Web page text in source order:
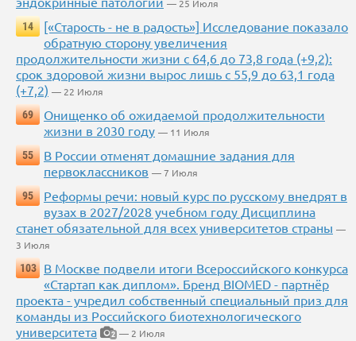
— 25 Июля
14
[«Старость - не в радость»] Исследование показало
обратную сторону увеличения
продолжительности жизни с 64,6 до 73,8 года (+9,2):
срок здоровой жизни вырос лишь с 55,9 до 63,1 года
(+7,2) — 22 Июля
69
Онищенко об ожидаемой продолжительности
жизни в 2030 году — 11 Июля
55
В России отменят домашние задания для
первоклассников — 7 Июля
95
Реформы речи: новый курс по русскому внедрят в
вузах в 2027/2028 учебном году Дисциплина
станет обязательной для всех университетов страны —
3 Июля
103
В Москве подвели итоги Всероссийского конкурса
«Стартап как диплом». Бренд BIOMED - партнёр
проекта - учредил собственный специальный приз для
команды из Российского биотехнологического
университета
2 — 2 Июля